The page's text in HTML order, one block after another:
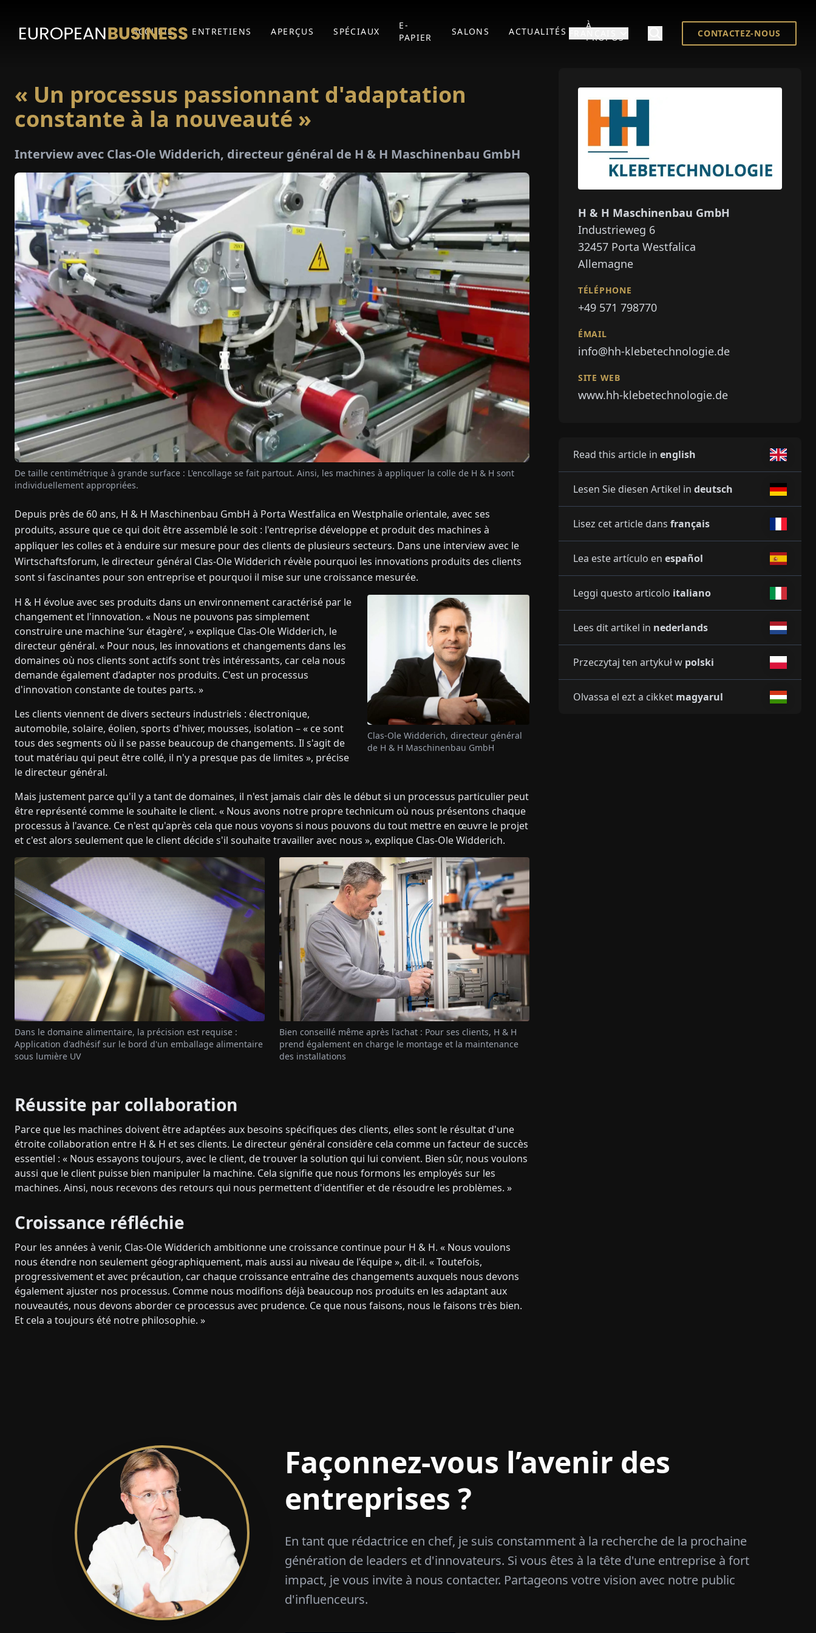
ACCUEIL ENTRETIENS APERÇUS SPÉCIAUX
E-
PAPIER
SALONS ACTUALITÉS
À
PROPOS
CONTACTEZ-NOUS
« Un processus passionnant d'adaptation
constante à la nouveauté »
Interview avec Clas-Ole Widderich, directeur général de H & H Maschinenbau GmbH
De taille centimétrique à grande surface : L'encollage se fait partout. Ainsi, les machines à appliquer la colle de H & H sont
individuellement appropriées.
Depuis près de 60 ans, H & H Maschinenbau GmbH à Porta Westfalica en Westphalie orientale, avec ses
produits, assure que ce qui doit être assemblé le soit : l'entreprise développe et produit des machines à
appliquer les colles et à enduire sur mesure pour des clients de plusieurs secteurs. Dans une interview avec le
Wirtschaftsforum, le directeur général Clas-Ole Widderich révèle pourquoi les innovations produits des clients
sont si fascinantes pour son entreprise et pourquoi il mise sur une croissance mesurée.
H & H évolue avec ses produits dans un environnement caractérisé par le
changement et l'innovation. « Nous ne pouvons pas simplement
construire une machine ‘sur étagère’, » explique Clas-Ole Widderich, le
directeur général. « Pour nous, les innovations et changements dans les
domaines où nos clients sont actifs sont très intéressants, car cela nous
demande également d’adapter nos produits. C'est un processus
d'innovation constante de toutes parts. »
Les clients viennent de divers secteurs industriels : électronique,
automobile, solaire, éolien, sports d'hiver, mousses, isolation – « ce sont
tous des segments où il se passe beaucoup de changements. Il s'agit de
tout matériau qui peut être collé, il n'y a presque pas de limites », précise
le directeur général.
Clas-Ole Widderich, directeur général
de H & H Maschinenbau GmbH
Mais justement parce qu'il y a tant de domaines, il n'est jamais clair dès le début si un processus particulier peut
être représenté comme le souhaite le client. « Nous avons notre propre technicum où nous présentons chaque
processus à l'avance. Ce n'est qu'après cela que nous voyons si nous pouvons du tout mettre en œuvre le projet
et c'est alors seulement que le client décide s'il souhaite travailler avec nous », explique Clas-Ole Widderich.
Dans le domaine alimentaire, la précision est requise :
Application d'adhésif sur le bord d'un emballage alimentaire
sous lumière UV
Bien conseillé même après l'achat : Pour ses clients, H & H
prend également en charge le montage et la maintenance
des installations
Réussite par collaboration
Parce que les machines doivent être adaptées aux besoins spécifiques des clients, elles sont le résultat d'une
étroite collaboration entre H & H et ses clients. Le directeur général considère cela comme un facteur de succès
essentiel : « Nous essayons toujours, avec le client, de trouver la solution qui lui convient. Bien sûr, nous voulons
aussi que le client puisse bien manipuler la machine. Cela signifie que nous formons les employés sur les
machines. Ainsi, nous recevons des retours qui nous permettent d'identifier et de résoudre les problèmes. »
Croissance réfléchie
Pour les années à venir, Clas-Ole Widderich ambitionne une croissance continue pour H & H. « Nous voulons
nous étendre non seulement géographiquement, mais aussi au niveau de l'équipe », dit-il. « Toutefois,
progressivement et avec précaution, car chaque croissance entraîne des changements auxquels nous devons
également ajuster nos processus. Comme nous modifions déjà beaucoup nos produits en les adaptant aux
nouveautés, nous devons aborder ce processus avec prudence. Ce que nous faisons, nous le faisons très bien.
Et cela a toujours été notre philosophie. »
H & H Maschinenbau GmbH
Industrieweg 6
32457 Porta Westfalica
Allemagne
TÉLÉPHONE
+49 571 798770
ÉMAIL
info@hh-klebetechnologie.de
SITE WEB
www.hh-klebetechnologie.de
Read this article in english
Lesen Sie diesen Artikel in deutsch
Lisez cet article dans français
Lea este artículo en español
Leggi questo articolo italiano
Lees dit artikel in nederlands
Przeczytaj ten artykuł w polski
Olvassa el ezt a cikket magyarul
Façonnez-vous l’avenir des
entreprises ?
En tant que rédactrice en chef, je suis constamment à la recherche de la prochaine
génération de leaders et d'innovateurs. Si vous êtes à la tête d'une entreprise à fort
impact, je vous invite à nous contacter. Partageons votre vision avec notre public
d'influenceurs.